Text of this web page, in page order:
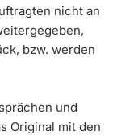
nicht an
bzw. werden
und
Original mit den